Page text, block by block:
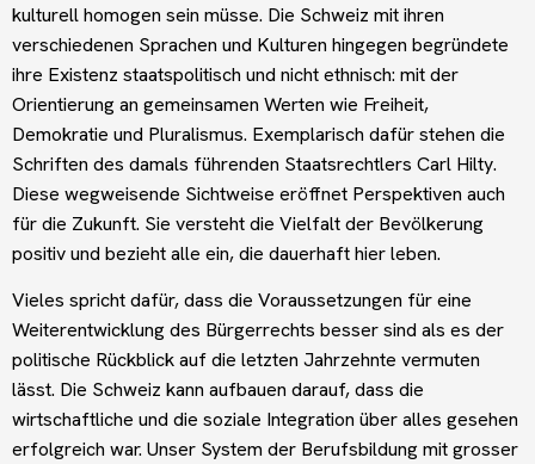
kulturell homogen sein müsse. Die Schweiz mit ihren
verschiedenen Sprachen und Kulturen hingegen begründete
ihre Existenz staatspolitisch und nicht ethnisch: mit der
Orientierung an gemeinsamen Werten wie Freiheit,
Demokratie und Pluralismus. Exemplarisch dafür stehen die
Schriften des damals führenden Staatsrechtlers Carl Hilty.
Diese wegweisende Sichtweise eröffnet Perspektiven auch
für die Zukunft. Sie versteht die Vielfalt der Bevölkerung
positiv und bezieht alle ein, die dauerhaft hier leben.
Vieles spricht dafür, dass die Voraussetzungen für eine
Weiterentwicklung des Bürgerrechts besser sind als es der
politische Rückblick auf die letzten Jahrzehnte vermuten
lässt. Die Schweiz kann aufbauen darauf, dass die
wirtschaftliche und die soziale Integration über alles gesehen
erfolgreich war. Unser System der Berufsbildung mit grosser